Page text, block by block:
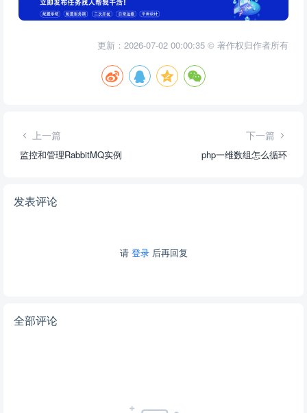
更新：2026-07-02 00:00:35 © 著作权归作者所有
上一篇
监控和管理RabbitMQ实例
下一篇
php一维数组怎么循环
发表评论
请 登录后再回复
全部评论